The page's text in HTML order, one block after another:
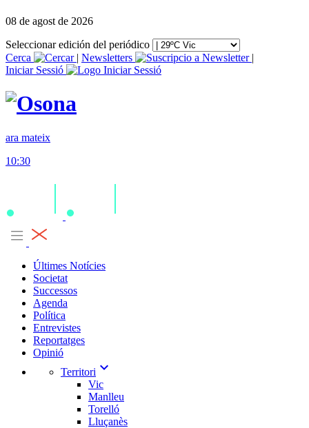
08 de agost de 2026
Seleccionar edición del periódico
Cerca
| Newsletters
|
Iniciar Sessió
ara mateix
10:30
Últimes Notícies
Societat
Successos
Agenda
Política
Entrevistes
Reportatges
Opinió
Territori expand_more
Vic
Manlleu
Torelló
Lluçanès